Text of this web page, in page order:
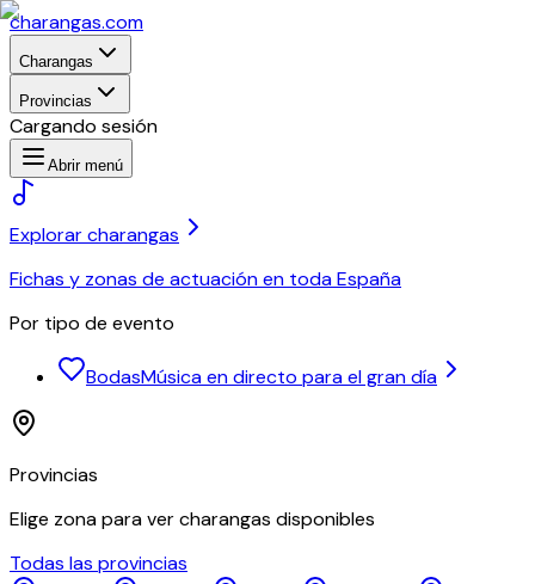
charangas.com
Charangas
Provincias
Cargando sesión
Abrir menú
Explorar charangas
Fichas y zonas de actuación en toda España
Por tipo de evento
BodasMúsica en directo para el gran día
Provincias
Elige zona para ver charangas disponibles
Todas las provincias